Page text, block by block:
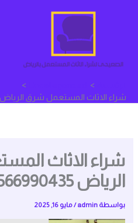
شراء الاثاث المستعمل شرق الرياض 0566990435
شراء الاثاث
الرياض 0566990435
بواسطة admin
/مايو 16, 2025